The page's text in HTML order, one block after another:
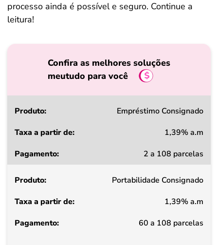
processo ainda é possível e seguro. Continue a
leitura!
Confira as melhores soluções
meutudo para você
Produto
a
de
Pagamento
Empréstimo Consignado
1,39% a.m
2 a 108 parcelas
Portabilidade Consignado
1,39% a.m
60 a 108 parcelas